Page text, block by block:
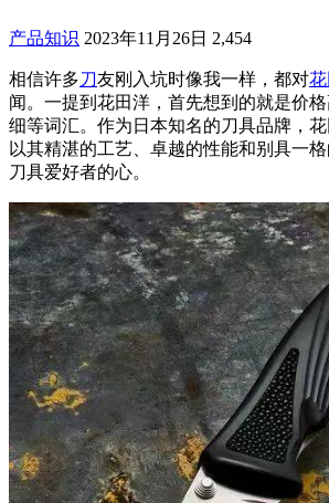
产品知识 2023年11月26日 2,454
相信许多刀友刚入坑时像我一样，都对
闻。一提到花田洋，首先想到的就是价
细等词汇。作为日本知名的刀具品牌，
以其精湛的工艺、卓越的性能和别具一
刀具爱好者的心。